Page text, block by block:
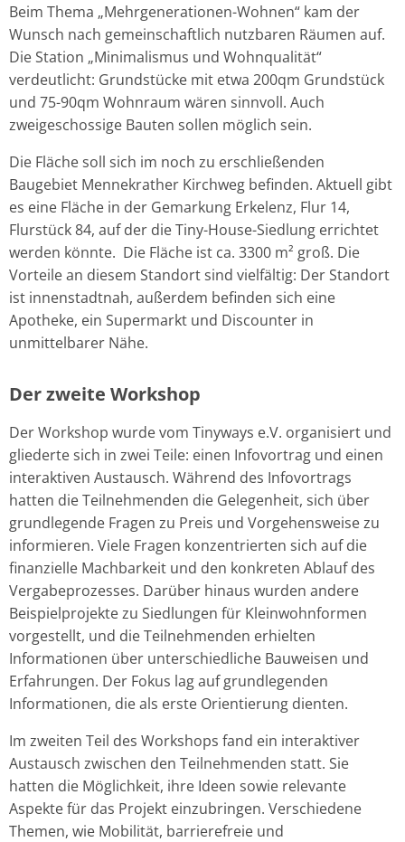
Beim Thema „Mehrgenerationen-Wohnen“ kam der
Wunsch nach gemeinschaftlich nutzbaren Räumen auf.
Die Station „Minimalismus und Wohnqualität“
verdeutlicht: Grundstücke mit etwa 200qm Grundstück
und 75-90qm Wohnraum wären sinnvoll. Auch
zweigeschossige Bauten sollen möglich sein.
Die Fläche soll sich im noch zu erschließenden
Baugebiet Mennekrather Kirchweg befinden. Aktuell gibt
es eine Fläche in der Gemarkung Erkelenz, Flur 14,
Flurstück 84, auf der die Tiny-House-Siedlung errichtet
werden könnte. Die Fläche ist ca. 3300 m² groß. Die
Vorteile an diesem Standort sind vielfältig: Der Standort
ist innenstadtnah, außerdem befinden sich eine
Apotheke, ein Supermarkt und Discounter in
unmittelbarer Nähe.
Der zweite Workshop
Der Workshop wurde vom Tinyways e.V. organisiert und
gliederte sich in zwei Teile: einen Infovortrag und einen
interaktiven Austausch. Während des Infovortrags
hatten die Teilnehmenden die Gelegenheit, sich über
grundlegende Fragen zu Preis und Vorgehensweise zu
informieren. Viele Fragen konzentrierten sich auf die
finanzielle Machbarkeit und den konkreten Ablauf des
Vergabeprozesses. Darüber hinaus wurden andere
Beispielprojekte zu Siedlungen für Kleinwohnformen
vorgestellt, und die Teilnehmenden erhielten
Informationen über unterschiedliche Bauweisen und
Erfahrungen. Der Fokus lag auf grundlegenden
Informationen, die als erste Orientierung dienten.
Im zweiten Teil des Workshops fand ein interaktiver
Austausch zwischen den Teilnehmenden statt. Sie
hatten die Möglichkeit, ihre Ideen sowie relevante
Aspekte für das Projekt einzubringen. Verschiedene
Themen, wie Mobilität, barrierefreie und